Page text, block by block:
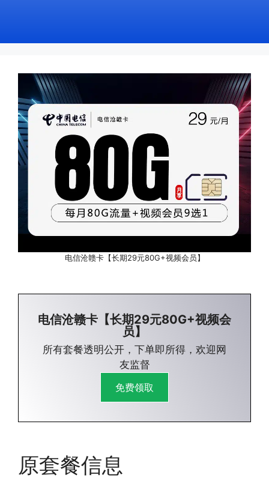
电信沧赣卡【长期29元80G+视频会员】
电信沧赣卡【长期29元80G+视频会
员】
所有套餐透明公开，下单即所得，欢迎网
友监督
免费领取
原套餐信息